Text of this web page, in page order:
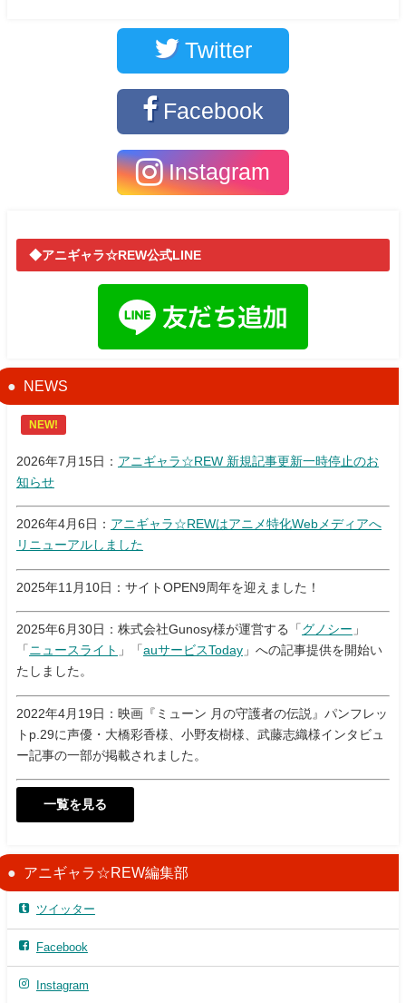
Twitter
Facebook
Instagram
◆アニギャラ☆REW公式LINE
NEWS
NEW!
2026年7月15日： アニギャラ☆REW 新規記事更新一時停止のお
知らせ
2026年4月6日： アニギャラ☆REWはアニメ特化Webメディアへ
リニューアルしました
2025年11月10日：サイトOPEN9周年を迎えました！
2025年6月30日：株式会社Gunosy様が運営する「 グノシー 」
「 ニュースライト 」「 auサービスToday 」への記事提供を開始い
たしました。
2022年4月19日：映画『ミューン 月の守護者の伝説』パンフレッ
トp.29に声優・大橋彩香様、小野友樹様、武藤志織様インタビュ
ー記事の一部が掲載されました。
一覧を見る
アニギャラ☆REW編集部
ツイッター
Facebook
Instagram